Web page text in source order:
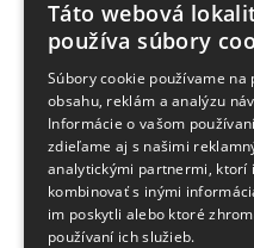
Táto webová
používa súbory
Súbory cookie používame na
obsahu, reklám a analýzu
Informácie o vašom
zdieľame aj s našimi
analytickými partnermi, ktorí
kombinovať s inými
im poskytli alebo ktoré
používaní ich služieb.